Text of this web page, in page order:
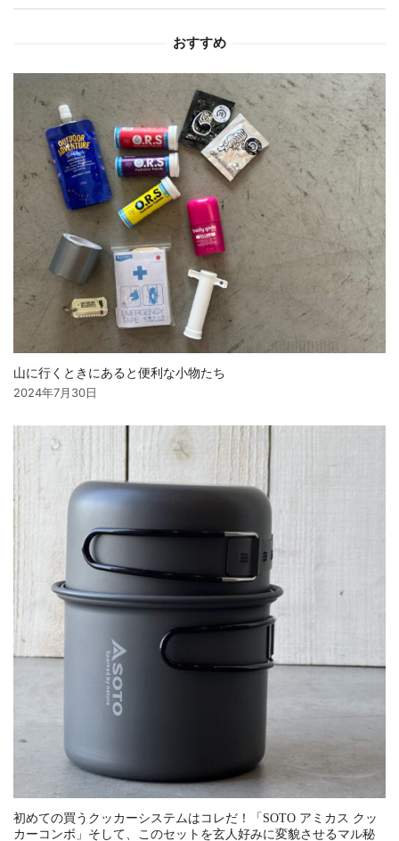
おすすめ
山に行くときにあると便利な小物たち
2024年7月30日
初めての買うクッカーシステムはコレだ！「SOTO アミカス クッ
カーコンボ」そして、このセットを玄人好みに変貌させるマル秘